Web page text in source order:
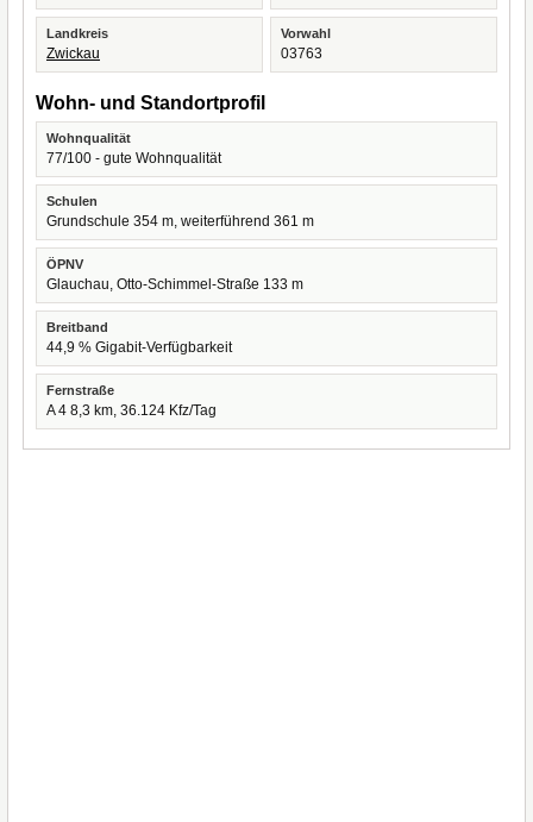
Landkreis
Zwickau
Vorwahl
03763
Wohn- und Standortprofil
Wohnqualität
77/100 - gute Wohnqualität
Schulen
Grundschule 354 m, weiterführend 361 m
ÖPNV
Glauchau, Otto-Schimmel-Straße 133 m
Breitband
44,9 % Gigabit-Verfügbarkeit
Fernstraße
A 4 8,3 km, 36.124 Kfz/Tag